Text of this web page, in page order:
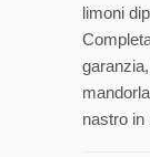
limoni
nastro in